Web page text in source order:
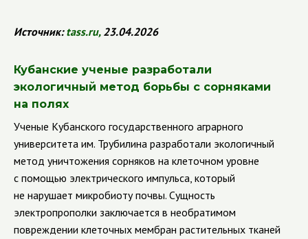
Источник: tass.ru,23.04.2026
Кубанские ученые разработали
экологичный метод борьбы с сорняками
на полях
Ученые Кубанского государственного аграрного
университета им. Трубилина разработали экологичный
метод уничтожения сорняков на клеточном уровне
с помощью электрического импульса, который
не нарушает микробиоту почвы. Сущность
электропрополки заключается в необратимом
повреждении клеточных мембран растительных тканей